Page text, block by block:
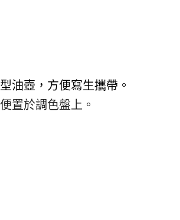
油壺，方便寫生攜帶。
置於調色盤上。